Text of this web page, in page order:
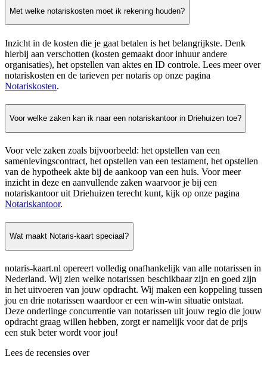
Met welke notariskosten moet ik rekening houden?
Inzicht in de kosten die je gaat betalen is het belangrijkste. Denk
hierbij aan verschotten (kosten gemaakt door inhuur andere
organisaties), het opstellen van aktes en ID controle. Lees meer over
notariskosten en de tarieven per notaris op onze pagina
Notariskosten.
Voor welke zaken kan ik naar een notariskantoor in Driehuizen toe?
Voor vele zaken zoals bijvoorbeeld: het opstellen van een
samenlevingscontract, het opstellen van een testament, het opstellen
van de hypotheek akte bij de aankoop van een huis. Voor meer
inzicht in deze en aanvullende zaken waarvoor je bij een
notariskantoor uit Driehuizen terecht kunt, kijk op onze pagina
Notariskantoor.
Wat maakt Notaris-kaart speciaal?
notaris-kaart.nl opereert volledig onafhankelijk van alle notarissen in
Nederland. Wij zien welke notarissen beschikbaar zijn en goed zijn
in het uitvoeren van jouw opdracht. Wij maken een koppeling tussen
jou en drie notarissen waardoor er een win-win situatie ontstaat.
Deze onderlinge concurrentie van notarissen uit jouw regio die jouw
opdracht graag willen hebben, zorgt er namelijk voor dat de prijs
een stuk beter wordt voor jou!
Lees de recensies over